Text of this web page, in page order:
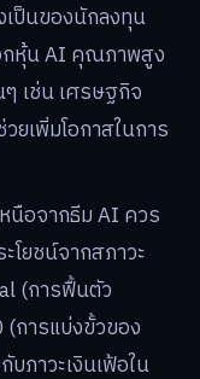
ป็นของนักลงทุน
กหุ้น AI คุณภาพสูง
ๆ เช่น เศรษฐกิจ
ยเพิ่มโอกาสในการ
นือจากธีม AI ควร
โยชน์จากสภาวะ
(การฟื้นตัว
การแบ่งขั้วของ
ภาวะเงินเฟ้อใน